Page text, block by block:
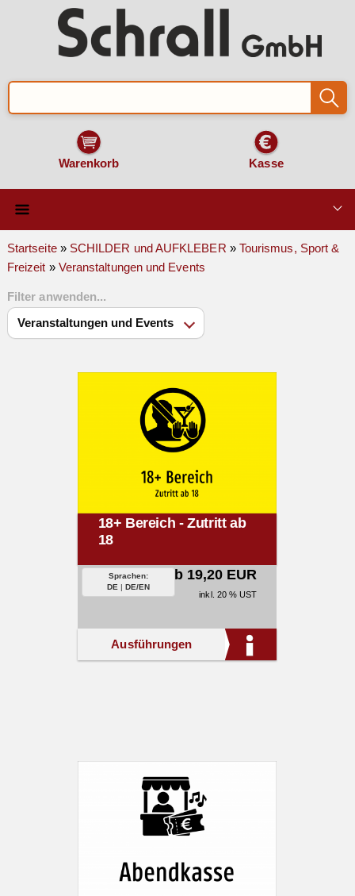
Warenkorb Kasse
Qualität & Technik
VERKEHRSZEICHEN
Startseite» SCHILDER und AUFKLEBER » Tourismus, Sport &
Freizeit » Veranstaltungen und Events
Filter anwenden...
18+ Bereich - Zutritt ab
18
Sprachen:
DE | DE/EN
ab 19,20 EUR
inkl. 20 % UST
Ausführungen